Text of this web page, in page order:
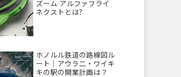
ズーム アルファフライ
ネクストとは?
ホノルル鉄道の路線図ル
ート｜アウラ二・ワイキ
キの駅の開業計画は？